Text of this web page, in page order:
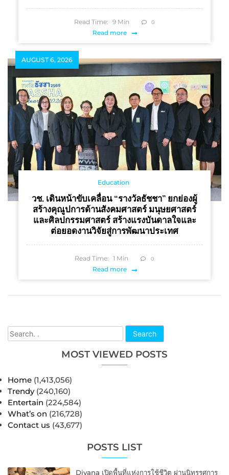
Search
MOST VIEWED POSTS
Home (1,413,056)
Trendy (240,160)
Entertain (224,584)
What’s on (216,728)
Contact us (43,677)
POSTS LIST
Divana เปิดพื้นที่แห่งการใช้ชีวิต ผ่านนิทรรศการ
Read Time: 9 Min 0
Read more
AUGUST 6, 2026
Education
วช. เดินหน้าขับเคลื่อน “รางวัลธัชชา” ยกย่องผู้
สร้างคุณูปการด้านสังคมศาสตร์ มนุษยศาสตร์
และศิลปกรรมศาสตร์ สร้างแรงบันดาลใจและ
ต่อยอดงานวิจัยสู่การพัฒนาประเทศ
Read Time: 1 Min 0
Read more